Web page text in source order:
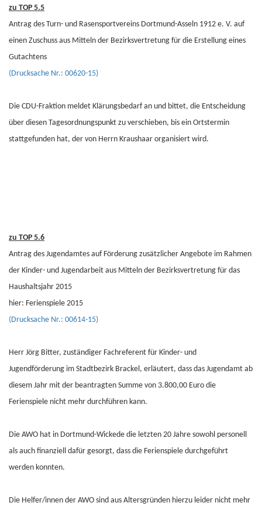
zu TOP 5.5
Antrag des Turn- und Rasensportvereins Dortmund-Asseln 1912 e. V. auf
einen Zuschuss aus Mitteln der Bezirksvertretung für die Erstellung eines
Gutachtens
(Drucksache Nr.: 00620-15)
Die CDU-Fraktion meldet Klärungsbedarf an und bittet, die Entscheidung
über diesen Tagesordnungspunkt zu verschieben, bis ein Ortstermin
stattgefunden hat, der von Herrn Kraushaar organisiert wird.
zu TOP 5.6
Antrag des Jugendamtes auf Förderung zusätzlicher Angebote im Rahmen
der Kinder- und Jugendarbeit aus Mitteln der Bezirksvertretung für das
Haushaltsjahr 2015
hier: Ferienspiele 2015
(Drucksache Nr.: 00614-15)
Herr Jörg Bitter, zuständiger Fachreferent für Kinder- und
Jugendförderung im Stadtbezirk Brackel, erläutert, dass das Jugendamt ab
diesem Jahr mit der beantragten Summe von 3.800,00 Euro die
Ferienspiele nicht mehr durchführen kann.
Die AWO hat in Dortmund-Wickede die letzten 20 Jahre sowohl personell
als auch finanziell dafür gesorgt, dass die Ferienspiele durchgeführt
werden konnten.
Die Helfer/innen der AWO sind aus Altersgründen hierzu leider nicht mehr